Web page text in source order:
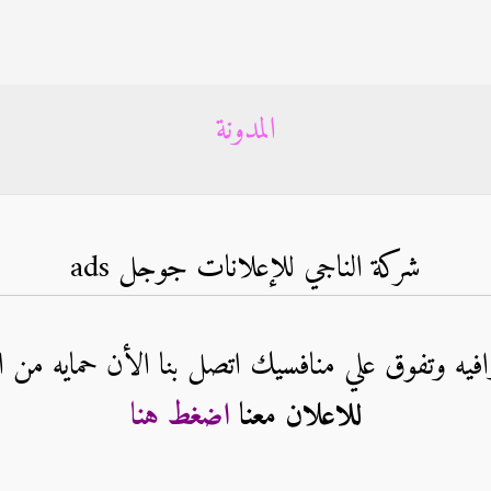
المدونة
شركة الناجي للإعلانات جوجل ads
وتفوق علي منافسيك اتصل بنا الأن حمايه من
للاعلان معنا اضغط هنا